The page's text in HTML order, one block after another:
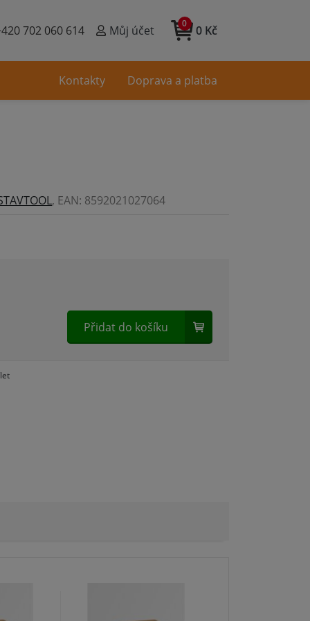
702 060 614 Můj účet 0 Kč
0
, EAN: 8592021027064
Přidat do košíku
Kontakty Doprava a platba